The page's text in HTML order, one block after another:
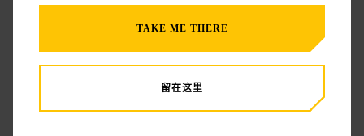
最新的
TAKE ME THERE
留在这里